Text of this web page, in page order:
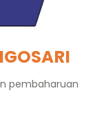
pembaharuan